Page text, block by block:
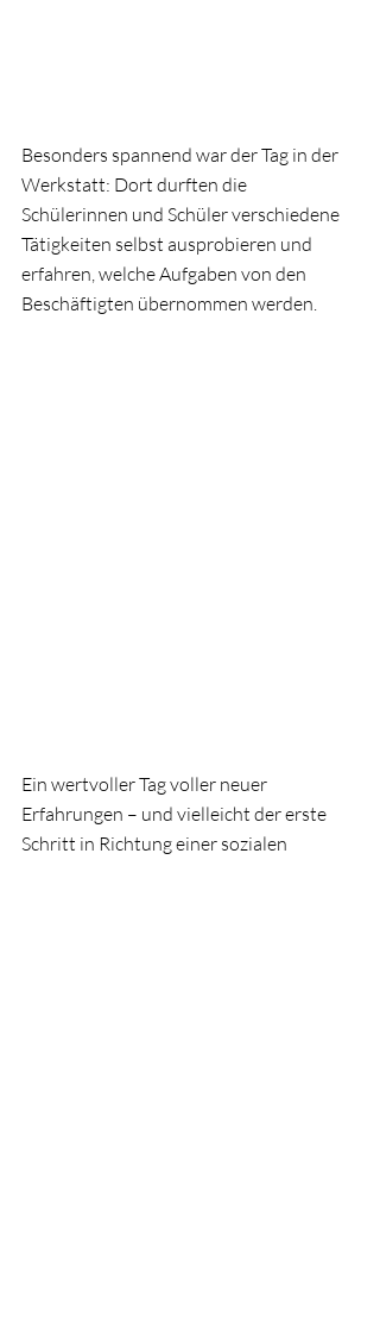
Besonders spannend war der Tag in der
Werkstatt: Dort durften die
Schülerinnen und Schüler verschiedene
Tätigkeiten selbst ausprobieren und
erfahren, welche Aufgaben von den
Beschäftigten übernommen werden.
Ein wertvoller Tag voller neuer
Erfahrungen – und vielleicht der erste
Schritt in Richtung einer sozialen